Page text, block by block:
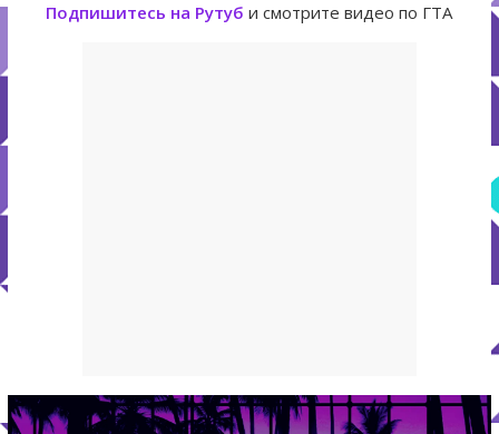
Подпишитесь на Рутуб и смотрите видео по ГТА